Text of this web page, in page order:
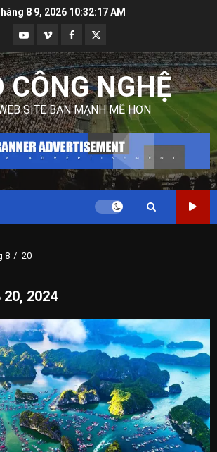
8 9, 2026 10:32:18 AM
YoutubeVimeoFacebook
Twitter
CÔNG NGHỆ
SITE BẠN MẠNH MẼ HƠN
8 20
2024